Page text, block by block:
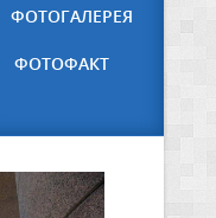
ФОТОГАЛЕРЕЯ
ФОТОФАКТ